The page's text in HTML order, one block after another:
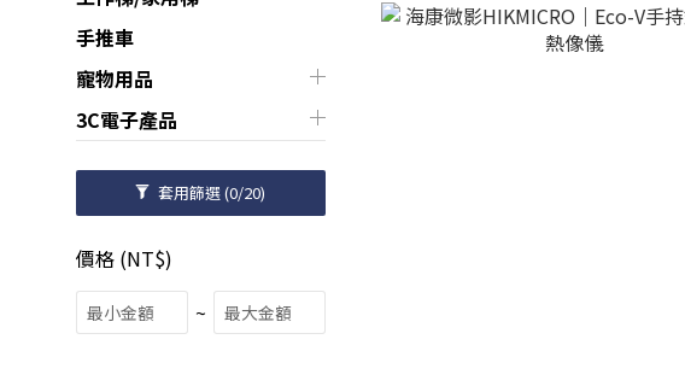
手推車
寵物用品
3C電子產品
套用篩選(0/20)
價格 (NT$)
~